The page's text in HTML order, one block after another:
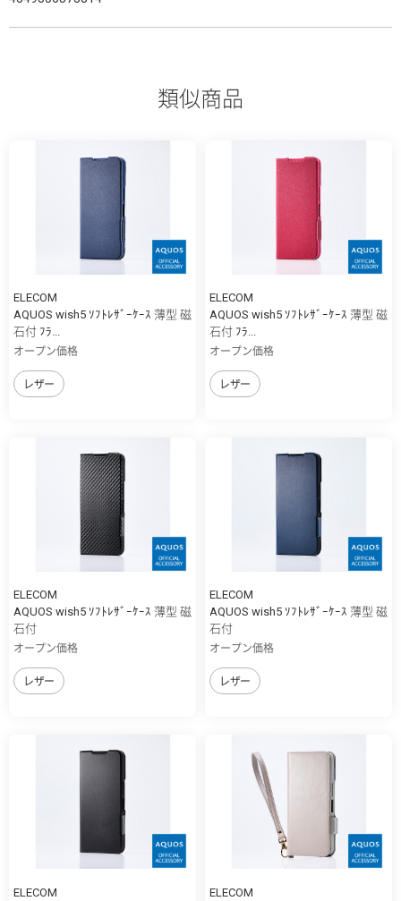
類似商品
ELECOM
AQUOS wish5 ｿﾌﾄﾚｻﾞｰｹｰｽ 薄型 磁
石付 ﾌﾗ...
オープン価格
レザー
ELECOM
AQUOS wish5 ｿﾌﾄﾚｻﾞｰｹｰｽ 薄型 磁
石付 ﾌﾗ...
オープン価格
レザー
ELECOM
AQUOS wish5 ｿﾌﾄﾚｻﾞｰｹｰｽ 薄型 磁
石付
オープン価格
レザー
ELECOM
AQUOS wish5 ｿﾌﾄﾚｻﾞｰｹｰｽ 薄型 磁
石付
オープン価格
レザー
ELECOM
ELECOM